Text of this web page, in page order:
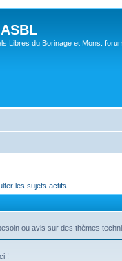
Libres du Borinage et Mons:
les sujets actifs
ou avis sur des thèmes
!